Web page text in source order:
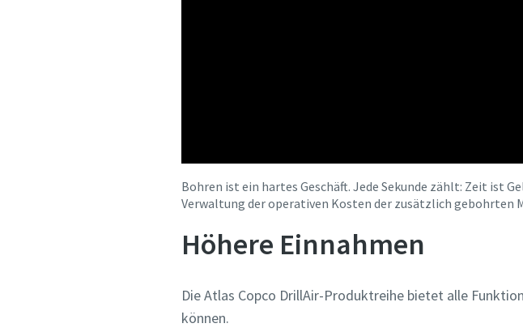
Bohren ist ein hartes Geschäft. Jede Sekunde zählt: Zeit ist
Verwaltung der operativen Kosten der zusätzlich gebohrten
Höhere Einnahmen
Die Atlas Copco DrillAir-Produktreihe bietet alle
können.